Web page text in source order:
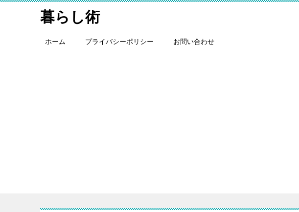
暮らし術
ホーム プライバシーポリシー お問い合わせ